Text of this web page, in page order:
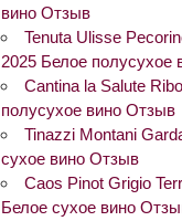
вино Отзыв
Tenuta Ulisse
2025 Белое полусухое
Cantina la Salute
полусухое вино Отзыв
Tinazzi Montani
сухое вино Отзыв
Caos Pinot Grigio
Белое сухое вино